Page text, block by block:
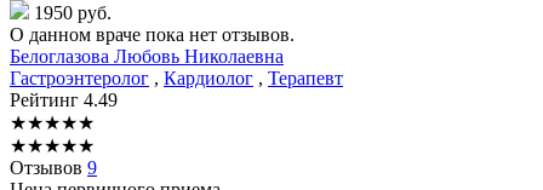
1950 руб.
О данном враче пока нет отзывов.
Белоглазова Любовь Николаевна
Гастроэнтеролог , Кардиолог , Терапевт
Рейтинг 4.49
★★★★★
★★★★★
Отзывов 9